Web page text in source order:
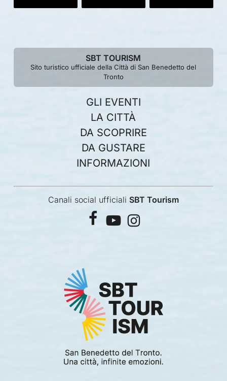
SBT TOURISM
Sito turistico ufficiale della Città di San Benedetto del
Tronto
GLI EVENTI
LA CITTÀ
DA SCOPRIRE
DA GUSTARE
INFORMAZIONI
Canali social ufficiali SBT Tourism
facebook
youtubeinstagram